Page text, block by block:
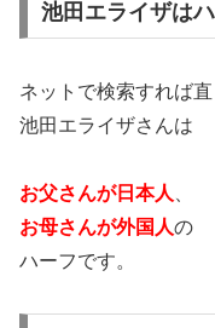
池田エライザは
ネットで検索すれば
池田エライザさんは
お父さんが日本人、
お母さんが外国人の
ハーフです。